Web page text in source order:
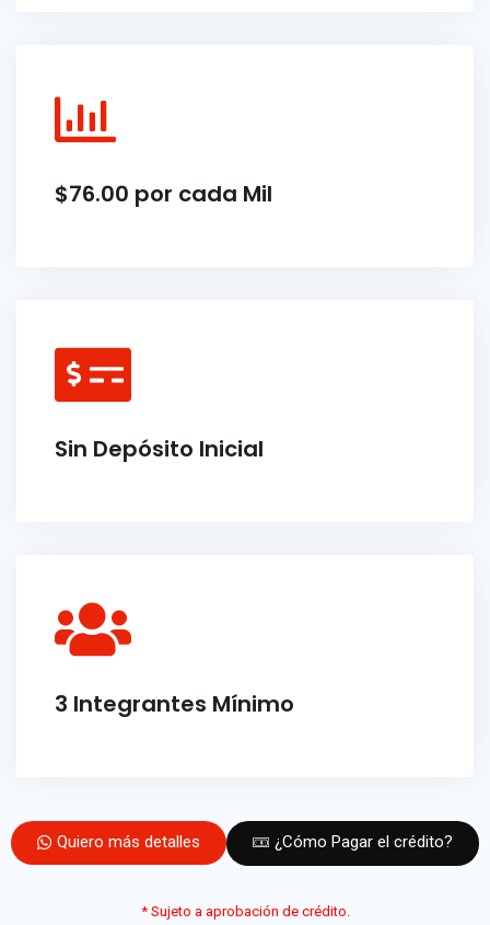
$76.00 por cada Mil
Sin Depósito Inicial
3 Integrantes Mínimo
Quiero más detalles ¿Cómo Pagar el crédito?
* Sujeto a aprobación de crédito.